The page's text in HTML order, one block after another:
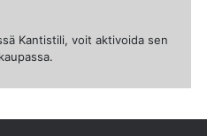
Kantistili, voit aktivoida sen